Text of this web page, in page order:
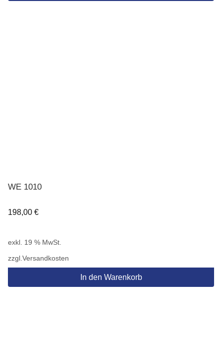
WE 1010
198,00 €
exkl. 19 % MwSt.
zzgl.Versandkosten
In den Warenkorb